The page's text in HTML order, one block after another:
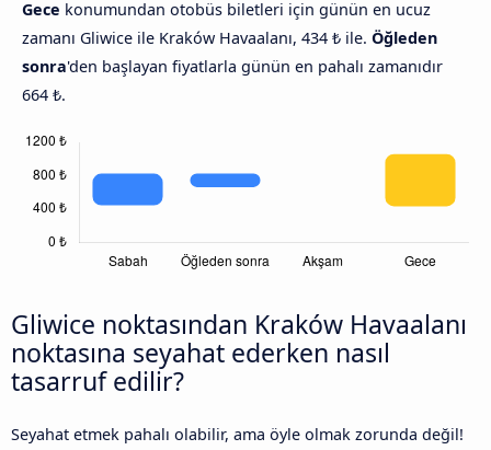
Gece konumundan otobüs biletleri için günün en ucuz
zamanı Gliwice ile Kraków Havaalanı, 434 ₺ ile. Öğleden
sonra'den başlayan fiyatlarla günün en pahalı zamanıdır
664 ₺.
Gliwice noktasından Kraków Havaalanı
noktasına seyahat ederken nasıl
tasarruf edilir?
Seyahat etmek pahalı olabilir, ama öyle olmak zorunda değil!